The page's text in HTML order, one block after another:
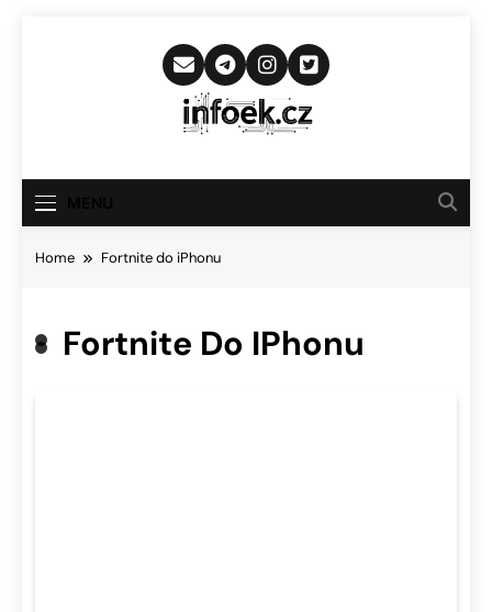
Infoek.cz
Novinkám
Home Fortnite do iPhonu
Fortnite Do IPhonu